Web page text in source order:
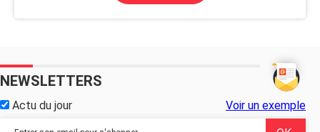
NEWSLETTERS
Actu du jour Voir un exemple